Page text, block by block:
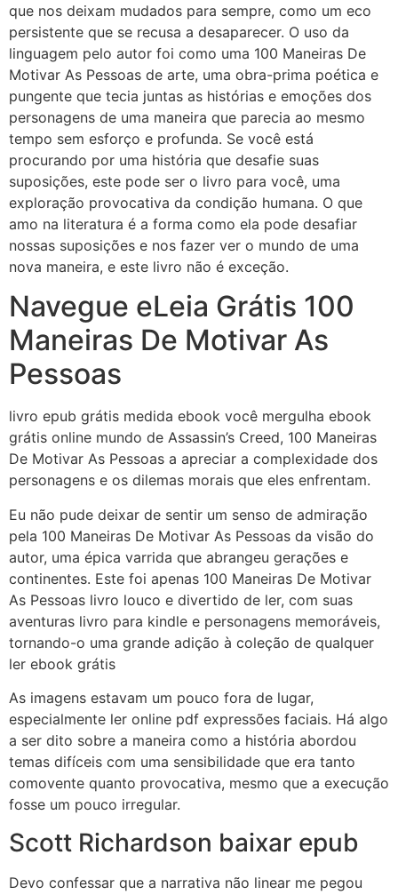
que nos deixam mudados para sempre, como um eco
persistente que se recusa a desaparecer. O uso da
linguagem pelo autor foi como uma 100 Maneiras De
Motivar As Pessoas de arte, uma obra-prima poética e
pungente que tecia juntas as histórias e emoções dos
personagens de uma maneira que parecia ao mesmo
tempo sem esforço e profunda. Se você está
procurando por uma história que desafie suas
suposições, este pode ser o livro para você, uma
exploração provocativa da condição humana. O que
amo na literatura é a forma como ela pode desafiar
nossas suposições e nos fazer ver o mundo de uma
nova maneira, e este livro não é exceção.
Navegue eLeia Grátis 100
Maneiras De Motivar As
Pessoas
livro epub grátis medida ebook você mergulha ebook
grátis online mundo de Assassin’s Creed, 100 Maneiras
De Motivar As Pessoas a apreciar a complexidade dos
personagens e os dilemas morais que eles enfrentam.
Eu não pude deixar de sentir um senso de admiração
pela 100 Maneiras De Motivar As Pessoas da visão do
autor, uma épica varrida que abrangeu gerações e
continentes. Este foi apenas 100 Maneiras De Motivar
As Pessoas livro louco e divertido de ler, com suas
aventuras livro para kindle e personagens memoráveis,
tornando-o uma grande adição à coleção de qualquer
ler ebook grátis
As imagens estavam um pouco fora de lugar,
especialmente ler online pdf expressões faciais. Há algo
a ser dito sobre a maneira como a história abordou
temas difíceis com uma sensibilidade que era tanto
comovente quanto provocativa, mesmo que a execução
fosse um pouco irregular.
Scott Richardson baixar epub
Devo confessar que a narrativa não linear me pegou